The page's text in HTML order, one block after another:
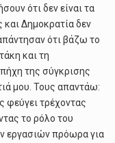
ότι δεν είναι τα
και Δημοκρατία δεν
ότι βάζω το
και τη
της σύγκρισης
μου. Τους απαντάω:
φεύγει τρέχοντας
το ρόλο του
εργασιών πρόωρα για